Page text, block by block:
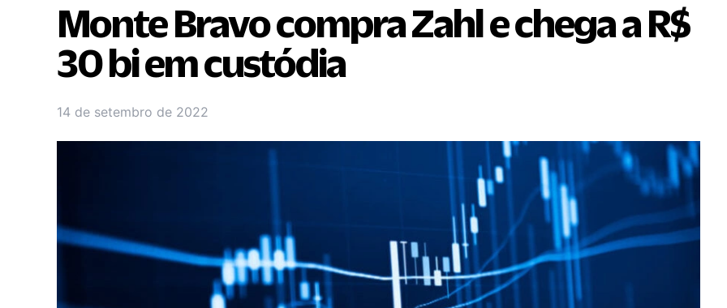
Monte Bravo compra Zahl e chega a R$
30 bi em custódia
14 de setembro de 2022